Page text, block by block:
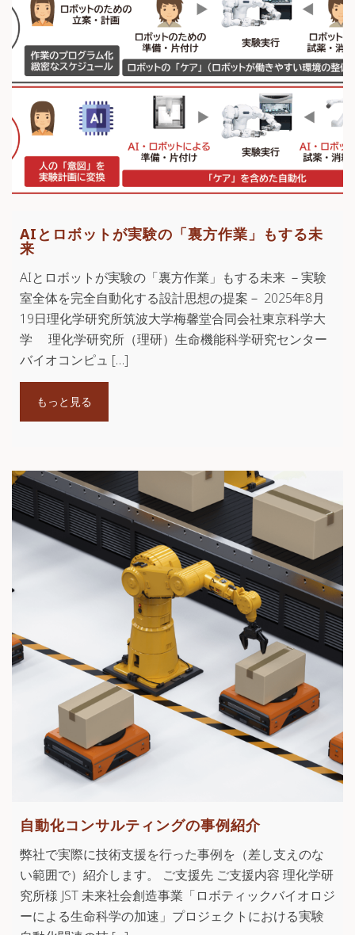
AIとロボットが実験の「裏方作業」もする未
来
AIとロボットが実験の「裏方作業」もする未来 －実験
室全体を完全自動化する設計思想の提案－ 2025年8月
19日理化学研究所筑波大学梅馨堂合同会社東京科学大
学 理化学研究所（理研）生命機能科学研究センター
バイオコンピュ […]
もっと見る
自動化コンサルティングの事例紹介
弊社で実際に技術支援を行った事例を（差し支えのな
い範囲で）紹介します。 ご支援先 ご支援内容 理化学研
究所様 JST 未来社会創造事業「ロボティックバイオロジ
ーによる生命科学の加速」プロジェクトにおける実験